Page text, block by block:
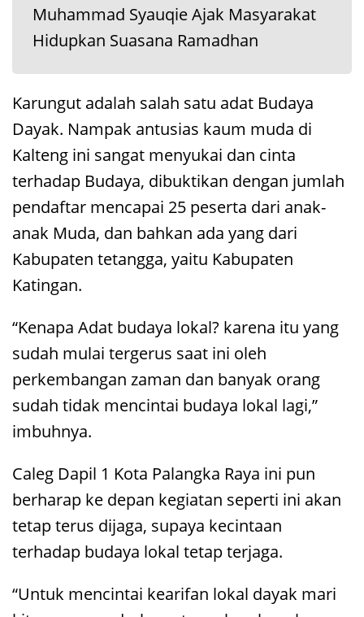
Muhammad Syauqie Ajak Masyarakat
Hidupkan Suasana Ramadhan
Karungut adalah salah satu adat Budaya
Dayak. Nampak antusias kaum muda di
Kalteng ini sangat menyukai dan cinta
terhadap Budaya, dibuktikan dengan jumlah
pendaftar mencapai 25 peserta dari anak-
anak Muda, dan bahkan ada yang dari
Kabupaten tetangga, yaitu Kabupaten
Katingan.
“Kenapa Adat budaya lokal? karena itu yang
sudah mulai tergerus saat ini oleh
perkembangan zaman dan banyak orang
sudah tidak mencintai budaya lokal lagi,”
imbuhnya.
Caleg Dapil 1 Kota Palangka Raya ini pun
berharap ke depan kegiatan seperti ini akan
tetap terus dijaga, supaya kecintaan
terhadap budaya lokal tetap terjaga.
“Untuk mencintai kearifan lokal dayak mari